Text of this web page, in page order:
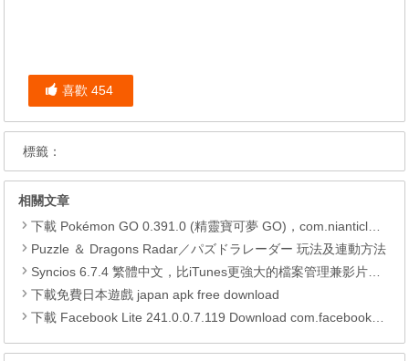
喜歡 454
標籤：
相關文章
下載 Pokémon GO 0.391.0 (精靈寶可夢 GO)，com.nianticlabs.pokemongo (.apk) (.xapk)
Puzzle ＆ Dragons Radar／パズドラレーダー 玩法及連動方法
Syncios 6.7.4 繁體中文，比iTunes更強大的檔案管理兼影片轉檔工具
下載免費日本遊戲 japan apk free download
下載 Facebook Lite 241.0.0.7.119 Download com.facebook.lite APK